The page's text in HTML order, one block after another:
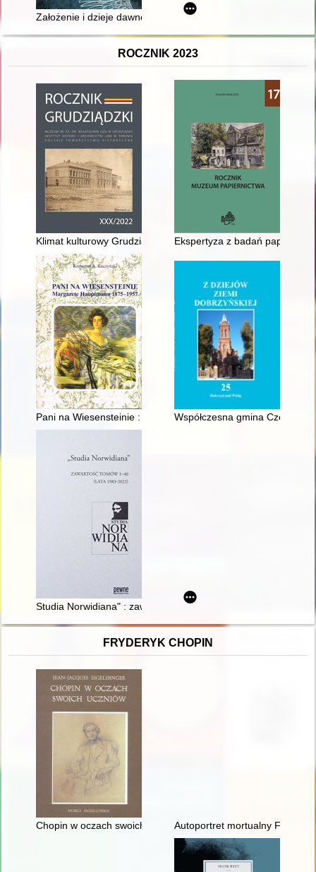
Założenie i dzieje dawnego cmentarza ewangelickiego w
ROCZNIK 2023
Klimat kulturowy Grudziądza i miast Prus Zachodnich w
Ekspertyza z badań
Pani na Wiesensteinie : Margarete Hauptmann 1875-1957
Współczesna gmina
Studia Norwidiana" : zawartość tomów 1-40 (lata 1983-2022)
FRYDERYK CHOPIN
Chopin w oczach swoich uczniówAutoportret mortualny